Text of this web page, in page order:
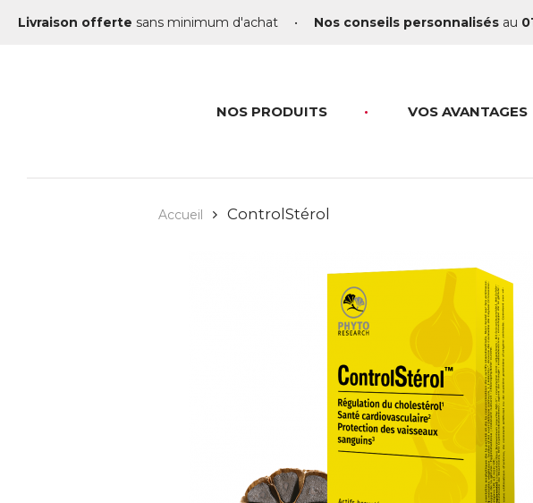
Livraison offerte sans minimum d'achat • Nos conseils personnalisés au
NOS PRODUITS VOS AVANTAGES
Accueil ControlStérol